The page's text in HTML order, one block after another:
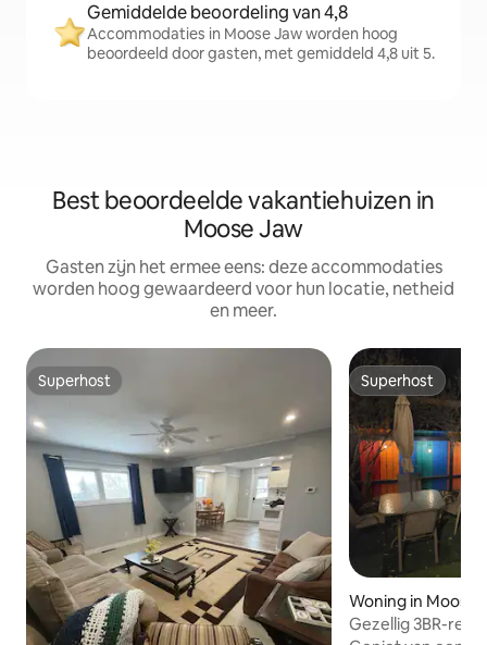
Gemiddelde beoordeling van 4,8
Accommodaties in Moose Jaw worden hoog
beoordeeld door gasten, met gemiddeld 4,8 uit 5.
Best beoordeelde vakantiehuizen in
Moose Jaw
Gasten zijn het ermee eens: deze accommodaties
worden hoog gewaardeerd voor hun locatie, netheid
en meer.
Superhost
Superhost Superhost
Superhost
Woning in Moose
Gezellig 3BR-